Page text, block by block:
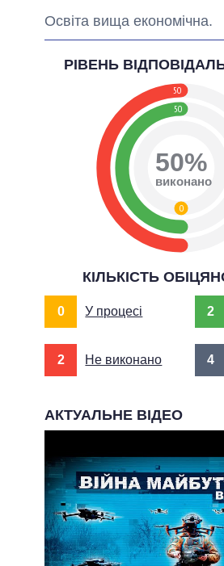
Освіта вища економічна.
РІВЕНЬ
50
50
0
50%
виконано
КІЛЬКІСТЬ
0 У процесі 2
2 Не виконано 4
АКТУАЛЬНЕ ВІДЕО